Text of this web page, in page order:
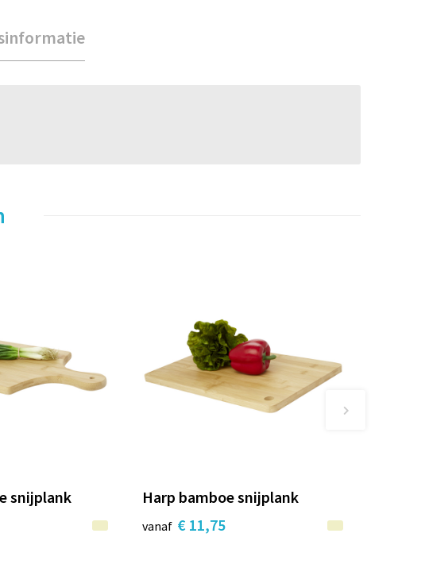
snijplank Harp bamboe snijplank
vanaf € 11,75